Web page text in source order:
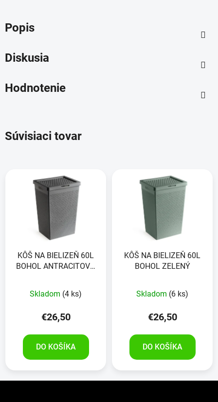
Popis
Diskusia
Hodnotenie
Súvisiaci tovar
KÔŠ NA BIELIZEŇ 60L
BOHOL ANTRACITOVO
Skladom (4 ks)
€26,50
DO KOŠÍKA
KÔŠ NA BIELIZEŇ 60L
BOHOL ZELENÝ
Skladom (6 ks)
€26,50
DO KOŠÍKA